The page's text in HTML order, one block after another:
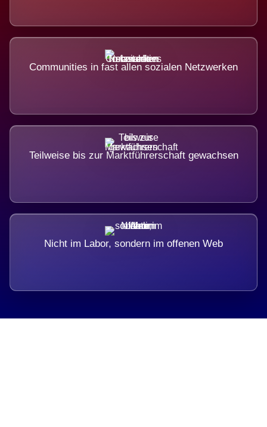
Communities in fast allen sozialen Netzwerken
Teilweise bis zur Marktführerschaft gewachsen
Nicht im Labor, sondern im offenen Web